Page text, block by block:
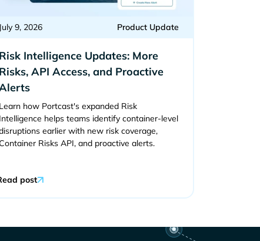
July 9, 2026 Product Update
Risk Intelligence Updates: More
Risks, API Access, and Proactive
Learn how Portcast's expanded Risk
Intelligence helps teams identify container-level
earlier with new risk coverage,
Risks API, and proactive alerts.
post